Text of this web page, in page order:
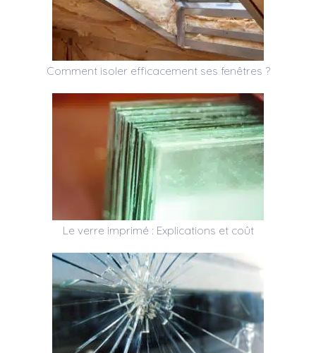
Comment isoler efficacement ses fenêtres ?
Le verre imprimé : Explications et coût